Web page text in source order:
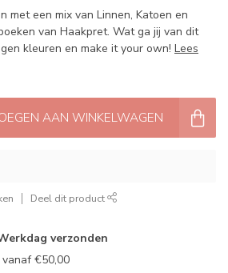
met een mix van Linnen, Katoen en
van Haakpret. Wat ga jij van dit
kleuren en make it your own! Lees
AAN WINKELWAGEN
Deel dit product
verzonden
vanaf €50,00